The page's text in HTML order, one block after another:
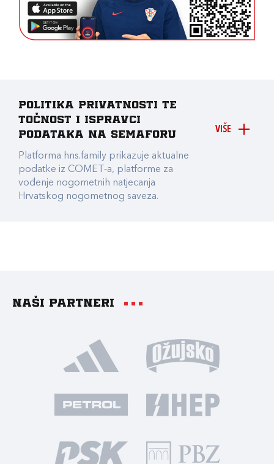
VIŠE
Politika privatnosti te
točnost i ispravci
podataka na Semaforu
Platforma hns.family prikazuje aktualne
podatke iz COMET-a, platforme za
vođenje nogometnih natjecanja
Hrvatskog nogometnog saveza.
Naši partneri